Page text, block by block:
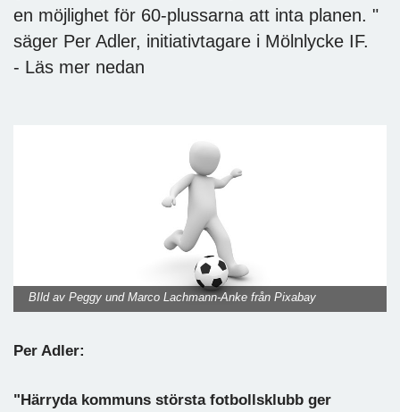
en möjlighet för 60-plussarna att inta planen. "
säger Per Adler, initiativtagare i Mölnlycke IF.
- Läs mer nedan
BIld av Peggy und Marco Lachmann-Anke från Pixabay
Per Adler:
"Härryda kommuns största fotbollsklubb ger